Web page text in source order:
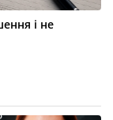
і не